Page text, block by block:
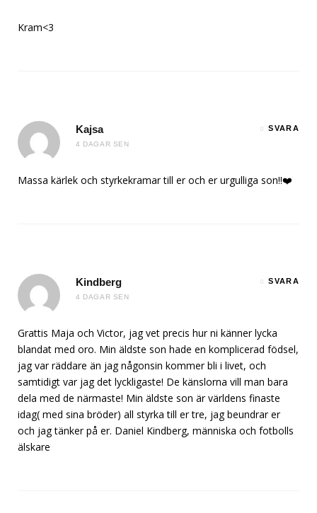
Kram<3
Kajsa
4 DAGAR SEN
SVARA
Massa kärlek och styrkekramar till er och er urgulliga son!!❤️
Kindberg
4 DAGAR SEN
SVARA
Grattis Maja och Victor, jag vet precis hur ni känner lycka
blandat med oro. Min äldste son hade en komplicerad födsel,
jag var räddare än jag någonsin kommer bli i livet, och
samtidigt var jag det lyckligaste! De känslorna vill man bara
dela med de närmaste! Min äldste son är världens finaste
idag( med sina bröder) all styrka till er tre, jag beundrar er
och jag tänker på er. Daniel Kindberg, människa och fotbolls
älskare